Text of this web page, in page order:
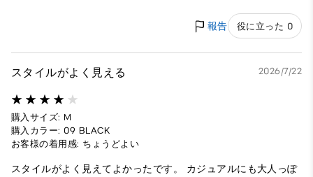
報告 役に立った 0
スタイルがよく見える 2026/7/22
購入サイズ: M
購入カラー: 09 BLACK
お客様の着用感: ちょうどよい
スタイルがよく見えてよかったです。 カジュアルにも大人っぽ